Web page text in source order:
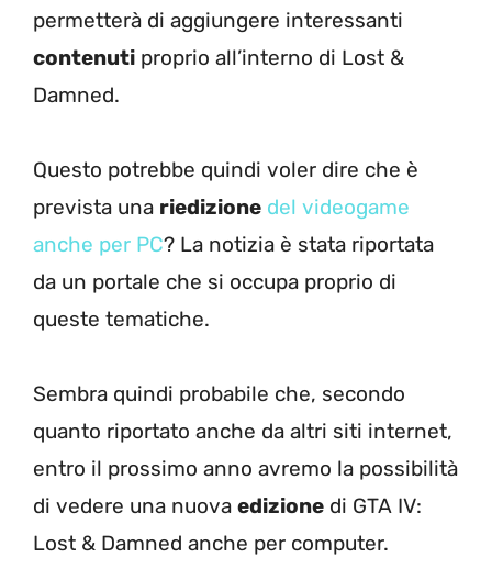
permetterà di aggiungere interessanti
contenuti proprio all’interno di Lost &
Damned.
Questo potrebbe quindi voler dire che è
prevista una riedizione del videogame
anche per PC? La notizia è stata riportata
da un portale che si occupa proprio di
queste tematiche.
Sembra quindi probabile che, secondo
quanto riportato anche da altri siti internet,
entro il prossimo anno avremo la possibilità
di vedere una nuova edizione di GTA IV:
Lost & Damned anche per computer.